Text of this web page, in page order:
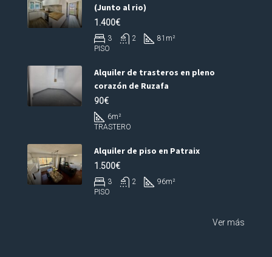
(Junto al rio)
1.400€
3 2 81 m²
PISO
Alquiler de trasteros en pleno
corazón de Ruzafa
90€
6m²
TRASTERO
Alquiler de piso en Patraix
1.500€
3 2 96m²
PISO
Ver más